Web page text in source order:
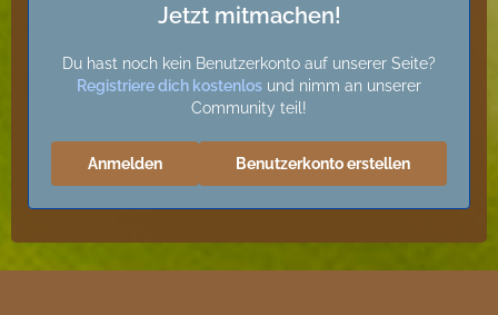
Jetzt mitmachen!
Du hast noch kein Benutzerkonto auf unserer Seite?
Registriere dich kostenlos und nimm an unserer
Community teil!
Benutzerkonto erstellen
Anmelden